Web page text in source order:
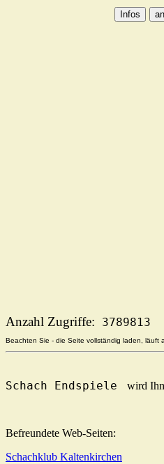
Anzahl Zugriffe: 3789813
Beachten Sie - die Seite vollständig laden, läuft
Schach Endspiele wird
Befreundete Web-Seiten:
Schachklub Kaltenkirchen